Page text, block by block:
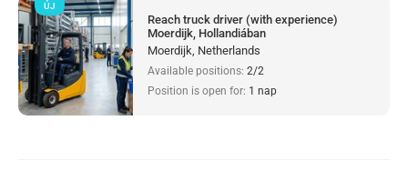
Reach truck driver (with experience)
Moerdijk, Hollandiában
Moerdijk, Netherlands
Available positions: 2/2
Position is open for: 1 nap
ÚJ